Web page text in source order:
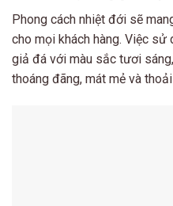
Phong cách nhiệt đới sẽ
cho mọi khách hàng. Việc sử
giả đá với màu sắc tươi
thoáng đãng, mát mẻ và